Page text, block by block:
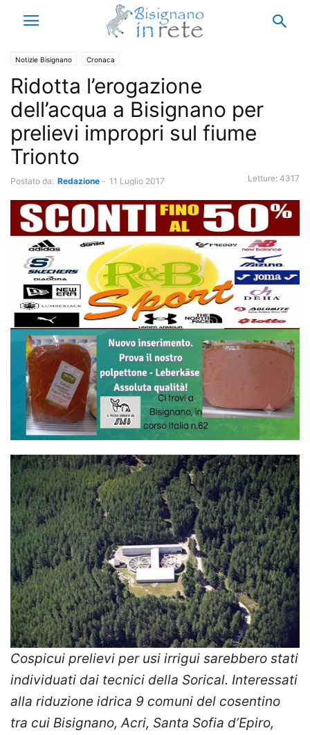
Notizie Bisignano Cronaca
Ridotta l’erogazione
dell’acqua a Bisignano per
prelievi impropri sul fiume
Trionto
Postato da: Redazione - 11 Luglio 2017 Letture: 4317
Cospicui prelievi per usi irrigui sarebbero stati
individuati dai tecnici della Sorical. Interessati
alla riduzione idrica 9 comuni del cosentino
tra cui Bisignano, Acri, Santa Sofia d’Epiro,